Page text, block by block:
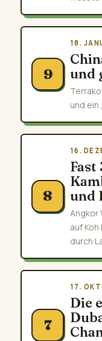
9
18.
und
und ein
8
16.
Fast
und
Angkor
auf
durch
7
17.
Die